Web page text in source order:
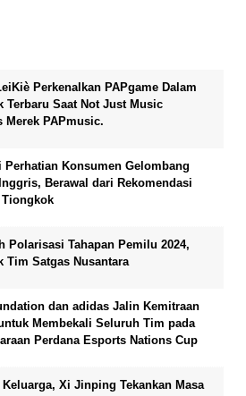
Perkenalkan PAPgame Dalam
Terbaru Saat Not Just Music
Merek PAPmusic.
Perhatian Konsumen Gelombang
Berawal dari Rekomendasi
Tiongkok
Polarisasi Tahapan Pemilu 2024,
Tim Satgas Nusantara
dan adidas Jalin Kemitraan
Membekali Seluruh Tim pada
Perdana Esports Nations Cup
Keluarga, Xi Jinping Tekankan Masa